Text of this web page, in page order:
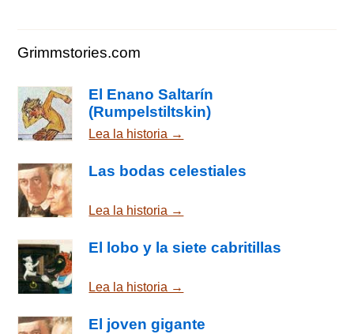
Grimmstories.com
El Enano Saltarín
(Rumpelstiltskin)
Lea la historia →
Las bodas celestiales
Lea la historia →
El lobo y la siete cabritillas
Lea la historia →
El joven gigante